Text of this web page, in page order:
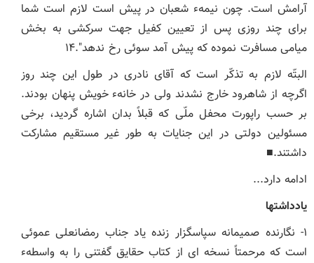
آرامش است. چون نیمهء شعبان در پیش است لازم است شما
برای چند روزی پس از تعیین کفیل جهت سرکشی به بخش
میامی مسافرت نموده که پیش ‏آمد سوئی رخ ندهد".۱۴
البتّه لازم به تذکّر است که آقای نادری در طول این چند روز
اگرچه از شاهرود خارج نشدند ولی در خانهء خویش پنهان بودند.
بر حسب راپورت محفل ملّی که قبلاً بدان اشاره گردید، برخی
مسئولین دولتی در این جنایات به طور غیر مستقیم مشارکت
داشتند.■
ادامه دارد...
یادداشت‏ها
۱- نگارنده صمیمانه سپاسگزار زنده یاد جناب رمضانعلی عموئی
است که مرحمتاً نسخه‏ ای از کتاب حقایق گفتنی را به واسطهء